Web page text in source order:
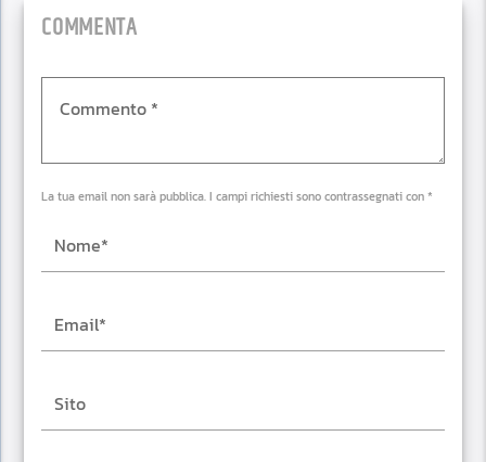
COMMENTA
La tua email non sarà pubblica. I campi richiesti sono contrassegnati con *